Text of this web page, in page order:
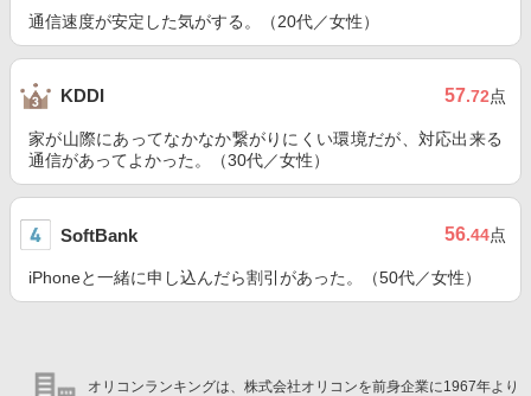
通信速度が安定した気がする。（20代／女性）
KDDI 57.72点
家が山際にあってなかなか繋がりにくい環境だが、対応出来る
通信があってよかった。（30代／女性）
SoftBank 56.44点
iPhoneと一緒に申し込んだら割引があった。（50代／女性）
オリコンランキングは、株式会社オリコンを前身企業に1967年より